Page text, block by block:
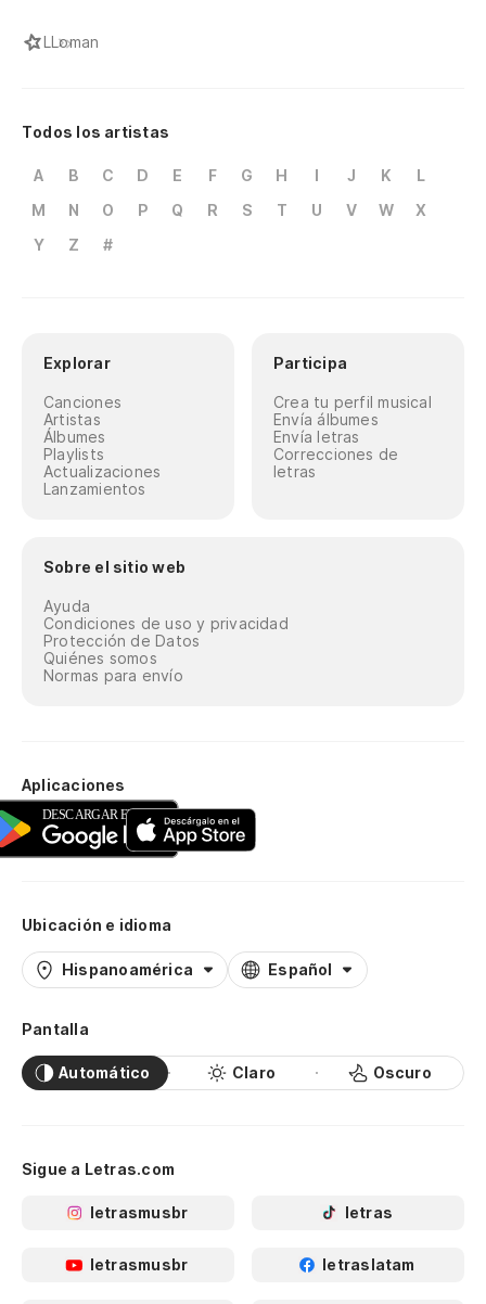
LLoman
Todos los artistas
A B C D E F G H I J K
L
M
N O P Q R S T U V W
X
Y
Z #
Explorar
Canciones
Artistas
Álbumes
Playlists
Actualizaciones
Lanzamientos
Participa
Crea tu perfil musical
Envía álbumes
Envía letras
Correcciones de
letras
Sobre el sitio web
Ayuda
Condiciones de uso y privacidad
Protección de Datos
Quiénes somos
Normas para envío
Aplicaciones
Ubicación e idioma
Hispanoamérica Español
Pantalla
Automático Claro Oscuro
Sigue a Letras.com
letrasmusbr letras
letrasmusbr letraslatam